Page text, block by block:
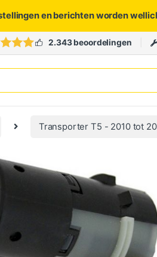
en berichten worden
2.343 beoordelingen
Transporter T5 - 2010 tot